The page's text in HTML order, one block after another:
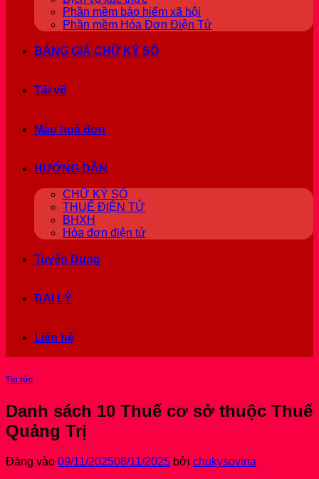
Phần mềm bảo hiểm xã hội
Phần mềm Hóa Đơn Điện Tử
BẢNG GIÁ CHỮ KÝ SỐ
Tải về
Mẫu hoá đơn
HƯỚNG DẪN
CHỮ KÝ SỐ
THUẾ ĐIỆN TỬ
BHXH
Hóa đơn điện tử
Tuyển Dụng
ĐẠI LÝ
Liên hệ
Tin tức
Danh sách 10 Thuế cơ sở thuộc Thuế
Quảng Trị
Đăng vào 09/11/202508/11/2025 bởi chukysovina